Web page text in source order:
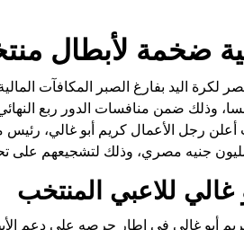
ضخمة لأبطال
اليد بفارغ الصبر المكافآت
وذلك ضمن منافسات الدور ربع
أعلن رجل الأعمال كريم أبو غالي،
للاعبي المنتخب
أبو غالي في إطار حرصه على دعم